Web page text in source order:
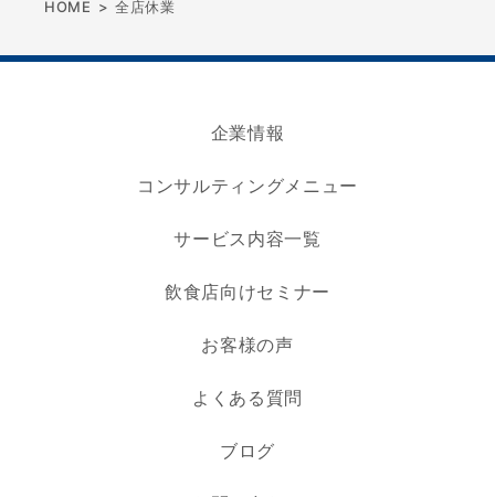
HOME > 全店休業
企業情報
コンサルティングメニュー
サービス内容一覧
飲食店向けセミナー
お客様の声
よくある質問
ブログ